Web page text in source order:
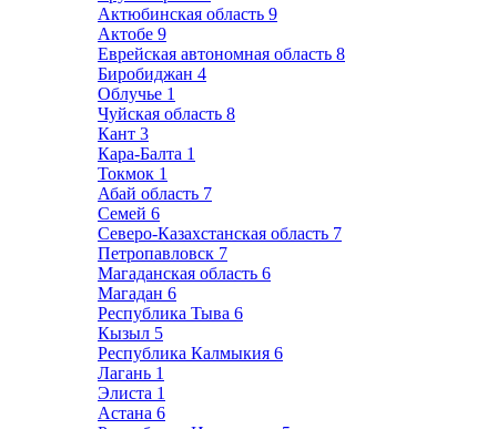
Актюбинская область 9
Актобе 9
Еврейская автономная область 8
Биробиджан 4
Облучье 1
Чуйская область 8
Кант 3
Кара-Балта 1
Токмок 1
Абай область 7
Семей 6
Северо-Казахстанская область 7
Петропавловск 7
Магаданская область 6
Магадан 6
Республика Тыва 6
Кызыл 5
Республика Калмыкия 6
Лагань 1
Элиста 1
Астана 6